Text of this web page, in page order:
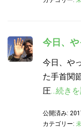
今日、や
今日、や
た手首関
圧…続き
公開済み:
カテゴリー: